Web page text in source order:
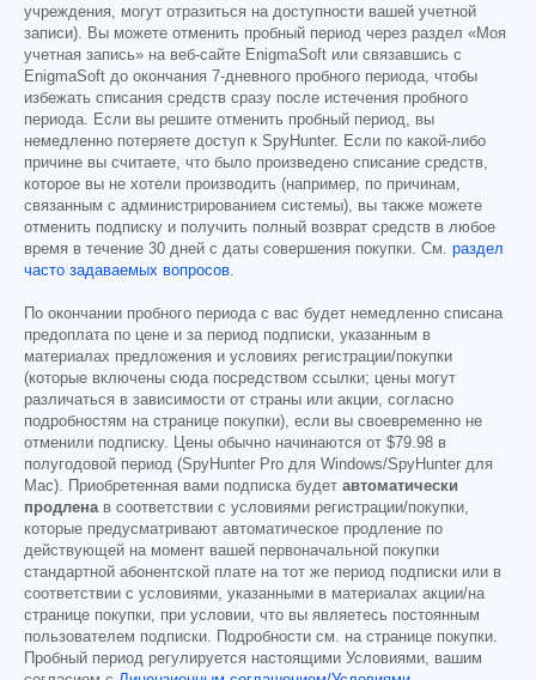
учреждения, могут отразиться на доступности вашей учетной
записи). Вы можете отменить пробный период через раздел «Моя
учетная запись» на веб-сайте EnigmaSoft или связавшись с
EnigmaSoft до окончания 7-дневного пробного периода, чтобы
избежать списания средств сразу после истечения пробного
периода. Если вы решите отменить пробный период, вы
немедленно потеряете доступ к SpyHunter. Если по какой-либо
причине вы считаете, что было произведено списание средств,
которое вы не хотели производить (например, по причинам,
связанным с администрированием системы), вы также можете
отменить подписку и получить полный возврат средств в любое
время в течение 30 дней с даты совершения покупки. См. раздел
часто задаваемых вопросов
По окончании пробного периода с вас будет немедленно списана
предоплата по цене и за период подписки, указанным в
материалах предложения и условиях регистрации/покупки
(которые включены сюда посредством ссылки; цены могут
различаться в зависимости от страны или акции, согласно
подробностям на странице покупки), если вы своевременно не
отменили подписку. Цены обычно начинаются от $79.98 в
полугодовой период (SpyHunter Pro для Windows/SpyHunter для
Mac). Приобретенная вами подписка будет автоматически
продлена в соответствии с условиями регистрации/покупки,
которые предусматривают автоматическое продление по
действующей на момент вашей первоначальной покупки
стандартной абонентской плате на тот же период подписки или в
соответствии с условиями, указанными в материалах акции/на
странице покупки, при условии, что вы являетесь постоянным
пользователем подписки. Подробности см. на странице покупки.
Пробный период регулируется настоящими Условиями, вашим